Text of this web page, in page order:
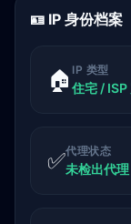
🪪 IP 身份档案
🏠 IP 类型
住宅 / ISP
✅代理状态
未检出代理